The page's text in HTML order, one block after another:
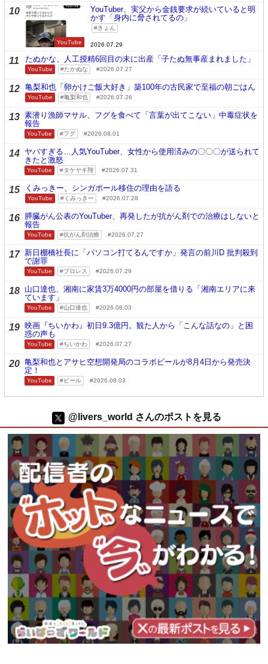
10
YouTube
YouTuber、実父から金銭要求が続いていると明
かす「身内に脅されてるの」
きょん
2026.07.29
11 たぬかな、人工授精6回目の末に出産「子たぬ無事産まれました」
YouTube たかぬな 2026.07.27
12 亀梨和也「卵かけご飯大好き」築100年の古民家で至福の朝ごはん
YouTube 亀梨和也 2026.07.26
13 素潜り漁師マサル、フグを食べて「言葉が出てこない」中毒症状を
報告
YouTube フグ 2026.08.01
14 ヤバすぎる…人気YouTuber、女性から使用済みの〇〇〇が送られて
きたと激怒
YouTube タケヤキ翔 2026.07.31
15 くみっきー、シンガポール移住の理由を語る
YouTube くみっきー 2026.07.28
16 膵臓がん公表のYouTuber、再発したが抗がん剤での治療はしないと
報告
YouTube 抗がん剤治療 2026.07.27
17 新日棚橋社長に「パソコン打てるんですか」発言の前川D 批判殺到
で謝罪
YouTube プロレス 2026.07.29
18 山口達也、湘南に家賃3万4000円の部屋を借りる「湘南エリアに来
ています」
YouTube 山口達也 2026.08.03
19 映画『ちいかわ』初日9.3億円。観た人から「こんな話なの」と困
惑の声も
YouTube ちいかわ 2026.07.27
20 亀梨和也とアサヒ空想開発局のコラボビールが8月4日から発売決
定！
YouTube ビール 2026.08.03
@livers_world さんのポストを見る